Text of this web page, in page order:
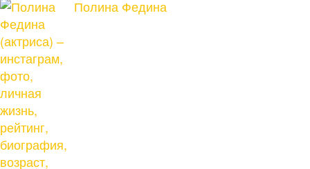
Полина Федина